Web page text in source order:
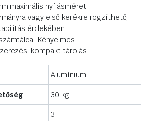
maximális nyílásméret.
vagy első kerékre rögzíthető,
érdekében.
Kényelmes
kompakt tárolás.
Alumínium
30 kg
3